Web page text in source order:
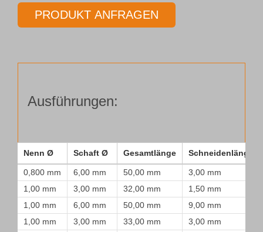
100,00
mm
PRODUKT ANFRAGEN
Ausführungen:
Nenn Ø Schaft Ø Gesamtlänge Schneidenlänge
0,800 mm 6,00 mm 50,00 mm
3,00 mm
1,00 mm
3,00 mm 32,00 mm
1,50 mm
1,00 mm
6,00 mm 50,00 mm
9,00 mm
1,00 mm
3,00 mm 33,00 mm
3,00 mm